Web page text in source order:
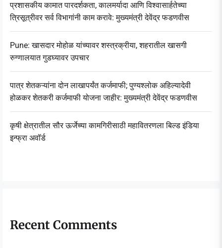
प्रशासकीय कामात पारदर्शकता, कालमर्यादा आणि विश्वासार्हतेच्या
त्रिसूत्रीवर सर्व विभागांनी काम करावे: मुख्यमंत्री देवेंद्र फडणवीस
Pune: खासदार मोहोळ यांच्यावर शस्त्रक्रीया, शहरातील खासगी
रुग्णालयात गुडघ्यावर उपचार
पात्र शेतकऱ्यांना दोन लाखापर्यंत कर्जमाफी; पुण्यश्लोक अहिल्यादेवी
होळकर शेतकरी कर्जमाफी योजना जाहीर: मुख्यमंत्री देवेंद्र फडणवीस
कृषी क्षेत्रातील सौर ऊर्जेच्या कामगिरीसाठी महावितरणला बिल्ड इंडिया
इन्फ्रा अवॉर्ड
Recent Comments